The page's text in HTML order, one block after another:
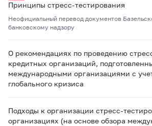
Принципы стресс-тестирования
Неофициальный перевод документов
банковскому надзору
О рекомендациях по проведению
кредитных организаций,
международными организациями с
глобального кризиса
Подходы к организации стресс-
организациях (на основе обзора